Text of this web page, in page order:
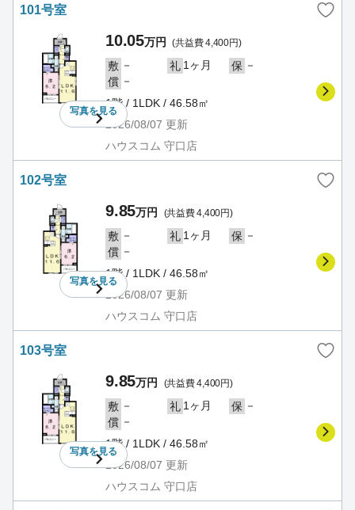
101号室
写真を見る
10.05万円 (共益費 4,400円)
敷 － 礼 1ヶ月 保 －
償 －
1階 / 1LDK / 46.58㎡
2026/08/07 更新
ハウスコム 守口店
102号室
写真を見る
9.85万円 (共益費 4,400円)
敷 － 礼 1ヶ月 保 －
償 －
1階 / 1LDK / 46.58㎡
2026/08/07 更新
ハウスコム 守口店
103号室
写真を見る
9.85万円 (共益費 4,400円)
敷 － 礼 1ヶ月 保 －
償 －
1階 / 1LDK / 46.58㎡
2026/08/07 更新
ハウスコム 守口店